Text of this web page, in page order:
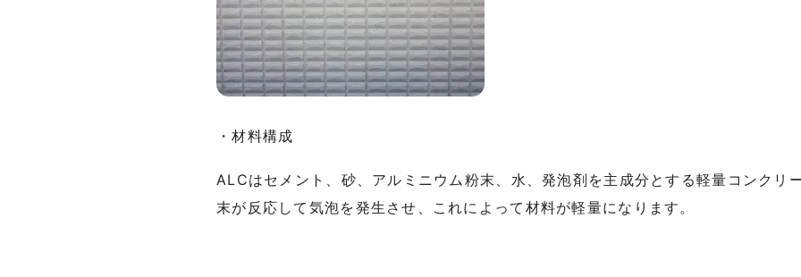
・材料構成
ALCはセメント、砂、アルミニウム粉末、水、発泡剤を主成分とする軽量コンクリ
末が反応して気泡を発生させ、これによって材料が軽量になります。